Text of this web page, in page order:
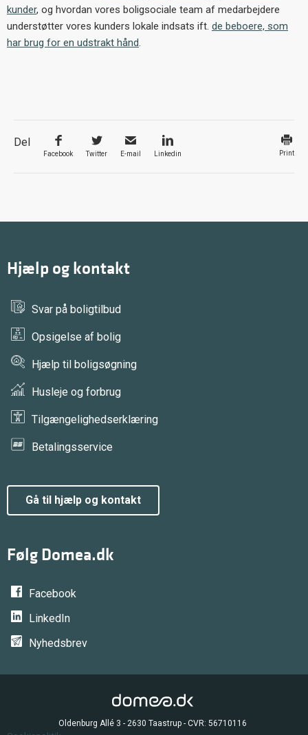
kunder, og hvordan vores boligsociale team af medarbejdere
understøtter vores kunders lokale indsats ift. de beboere, som
har brug for en udstrakt hånd.
Del
Facebook Twitter E-mail Linkedin Print
Hjælp og kontakt
Svar på boligtilbud
Opsigelse af bolig
Hjælp til boligsøgning
Husleje og forbrug
Tilgængelighedserklæring
Betalingsservice
gå til hjælp og kontakt
Følg Domea.dk
Facebook
LinkedIn
Nyhedsbrev
Oldenburg Allé 3 - 2630 Taastrup - CVR: 56710116